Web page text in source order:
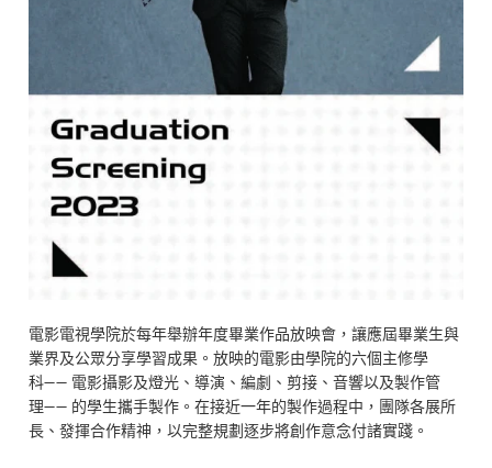
電影電視學院於每年舉辦年度畢業作品放映會，讓應屆畢業生與
業界及公眾分享學習成果。放映的電影由學院的六個主修學
科—— 電影攝影及燈光、導演、編劇、剪接、音響以及製作管
理—— 的學生攜手製作。在接近一年的製作過程中，團隊各展所
長、發揮合作精神，以完整規劃逐步將創作意念付諸實踐。